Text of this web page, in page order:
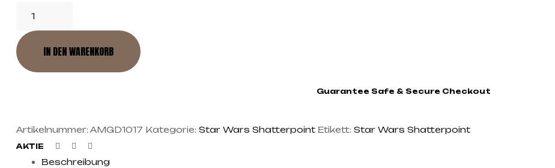
IN DEN WARENKORB
Guarantee Safe & Secure Checkout
Artikelnummer: AMGD1017 Kategorie: Star Wars Shatterpoint Etikett: Star Wars Shatterpoint
AKTIE Facebook
Twitter
Beschreibung